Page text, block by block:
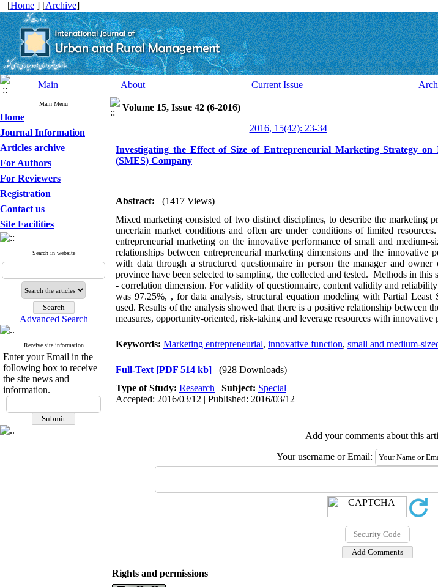
[Home ] [Archive]
Main About Current Issue
Main Menu
Home
Journal Information
Articles archive
For Authors
For Reviewers
Registration
Contact us
Site Facilities
Search in website
Advanced Search
Receive site information
Enter your Email in the
following box to receive
the site news and
information.
Volume 15, Issue 42 (6-2016)
2016, 15(42): 23-34
Investigating the Effect of Size of Entrepreneurial Marketing Strategy
(SMES) Company
Abstract:
(1417 Views)
Mixed marketing consisted of two distinct disciplines, to describe the marketing
uncertain market conditions and often are under conditions of limited
entrepreneurial marketing on the innovative performance of small and medium-
relationships between entrepreneurial marketing dimensions and the innovative
with data through a structured questionnaire in person the manager and
province have been selected to sampling, the collected and tested. Methods in
- correlation dimension. For validity of questionnaire, content validity and
was 97.25%, , for data analysis, structural equation modeling with Partial Least
used. Results of the analysis showed that there is a positive relationship between
measures, opportunity-oriented, risk-taking and leverage resources with innovative
Keywords: Marketing entrepreneurial, innovative function, small and medium-
Full-Text [PDF 514 kb]
(928 Downloads)
Type of Study: Research | Subject: Special
Accepted: 2016/03/12 | Published: 2016/03/12
Add your comments about this
Your username or Email:
Rights and permissions